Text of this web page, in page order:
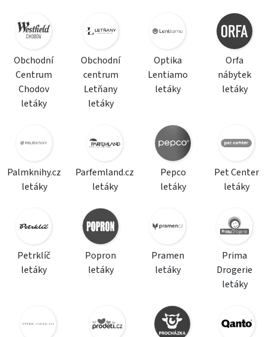
Obchodní
Centrum
Chodov
letáky
Obchodní
centrum
Letňany
letáky
Optika
Lentiamo
letáky
Orfa
nábytek
letáky
Palmknihy.cz
letáky
Parfemland.cz
letáky
Pepco
letáky
Pet Center
letáky
Petrklíč
letáky
Popron
letáky
Pramen
letáky
Prima
Drogerie
letáky